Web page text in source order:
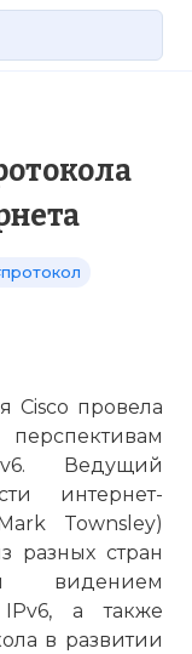
Cisco провела
Ведущий
интернет-
Townsley)
разных стран
видением
а также
в развитии